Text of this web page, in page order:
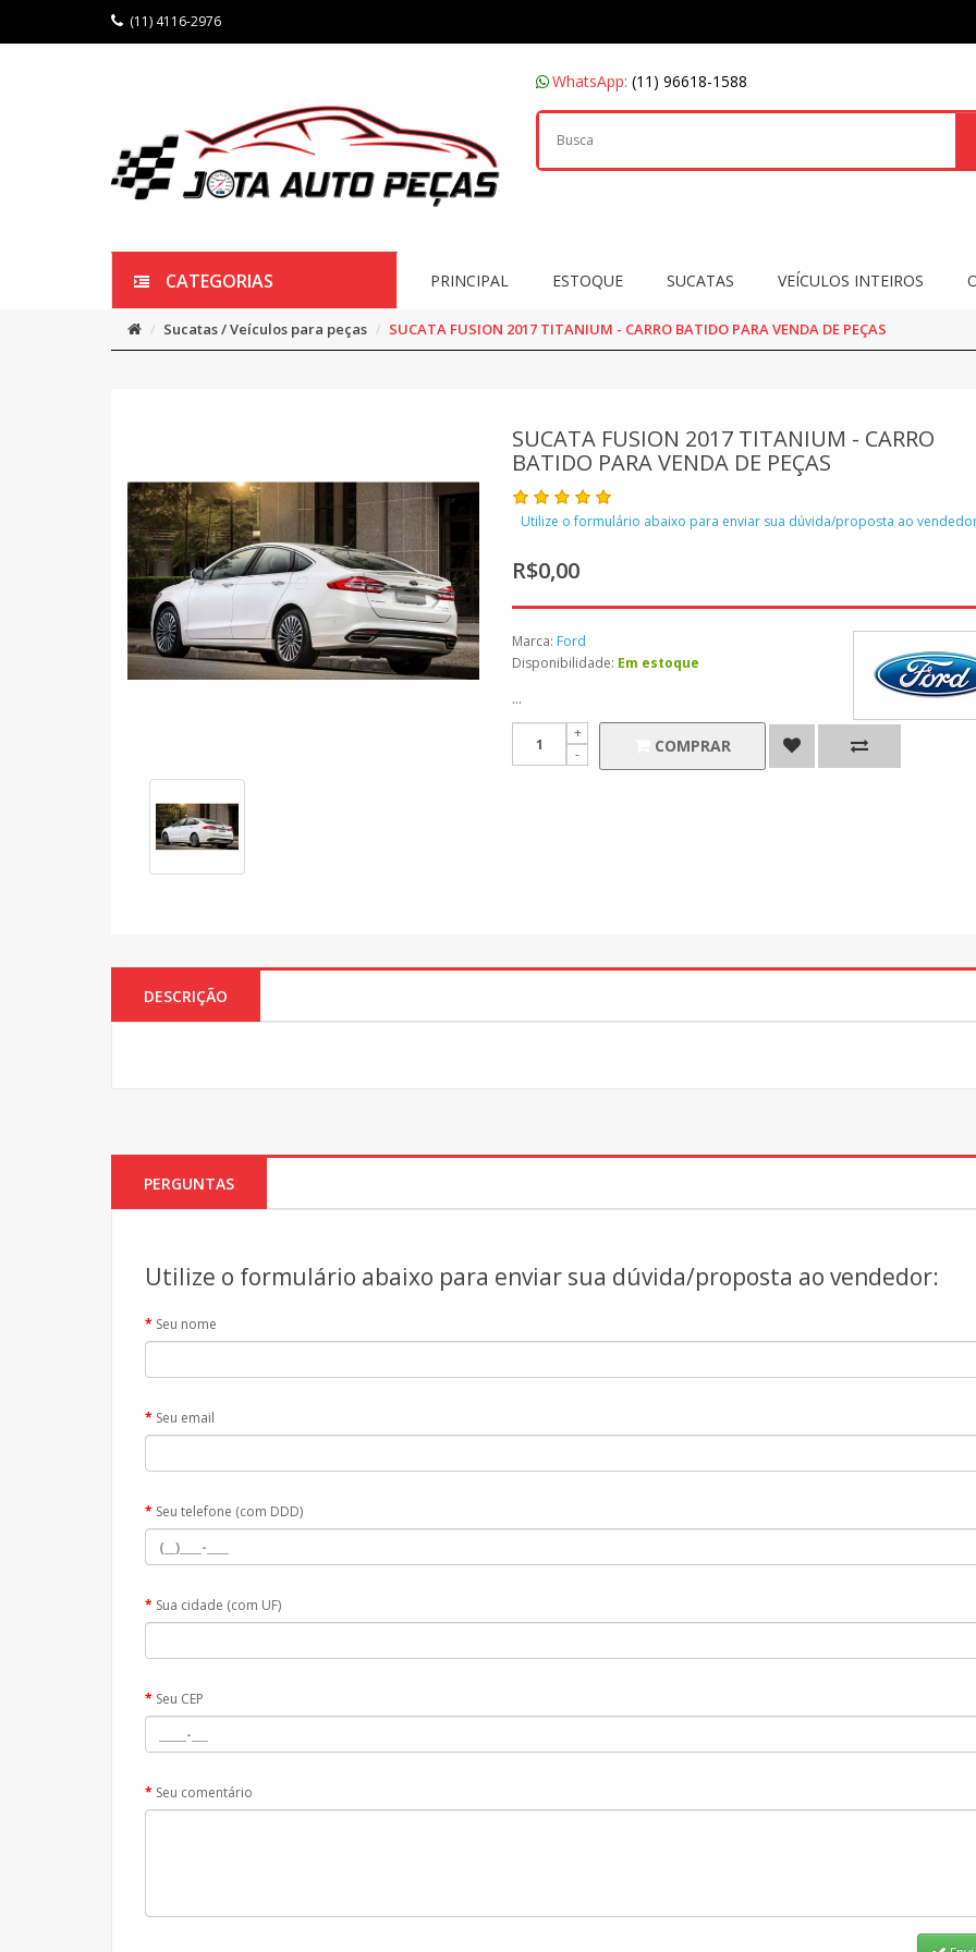
(11) 4116-2976
WhatsApp: (11) 96618-1588
CATEGORIAS PRINCIPAL ESTOQUE SUCATAS VEÍCULOS INTEIROS
Sucatas / Veículos para peças SUCATA FUSION 2017 TITANIUM - CARRO BATIDO PARA VENDA DE PEÇAS
SUCATA FUSION 2017 TITANIUM - CARRO
BATIDO PARA VENDA DE PEÇAS
Utilize o formulário abaixo para enviar sua dúvida/proposta ao
R$0,00
Marca: Ford
Disponibilidade: Em estoque
...
COMPRAR
DESCRIÇÃO
PERGUNTAS
Utilize o formulário abaixo para enviar sua dúvida/proposta ao vendedor:
Seu nome
Seu email
Seu telefone (com DDD)
Sua cidade (com UF)
Seu CEP
Seu comentário